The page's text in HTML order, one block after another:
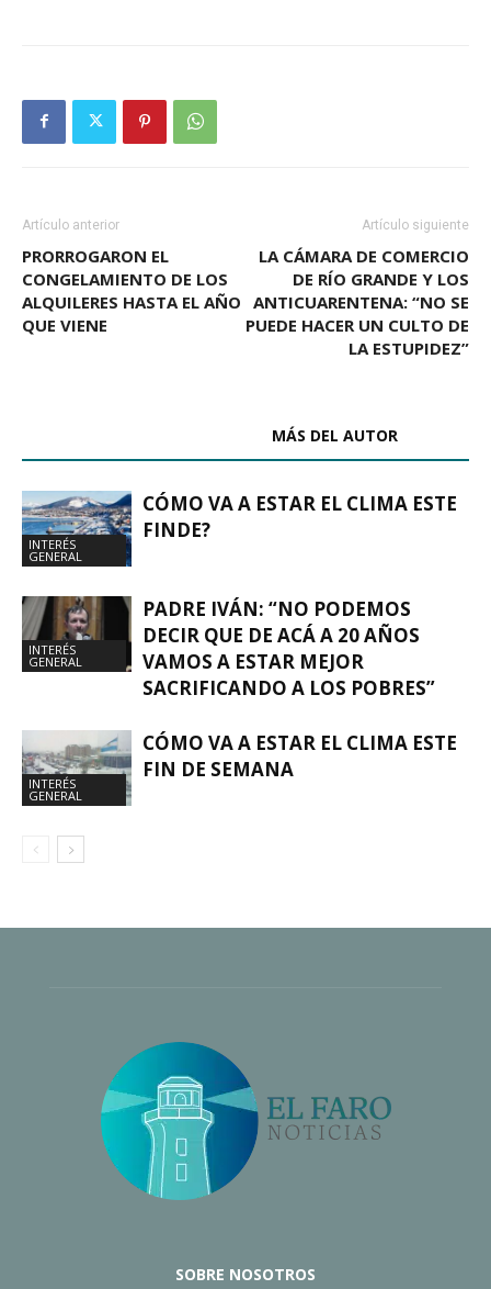
Artículo anterior
PRORROGARON EL
CONGELAMIENTO DE LOS
ALQUILERES HASTA EL AÑO
QUE VIENE
Artículo siguiente
LA CÁMARA DE COMERCIO
DE RÍO GRANDE Y LOS
ANTICUARENTENA: “NO SE
PUEDE HACER UN CULTO DE
LA ESTUPIDEZ”
MÁS DEL AUTOR
INTERÉS
GENERAL
CÓMO VA A ESTAR EL CLIMA ESTE
FINDE?
INTERÉS
GENERAL
PADRE IVÁN: “NO PODEMOS
DECIR QUE DE ACÁ A 20 AÑOS
VAMOS A ESTAR MEJOR
SACRIFICANDO A LOS POBRES”
INTERÉS
GENERAL
CÓMO VA A ESTAR EL CLIMA ESTE
FIN DE SEMANA
SOBRE NOSOTROS